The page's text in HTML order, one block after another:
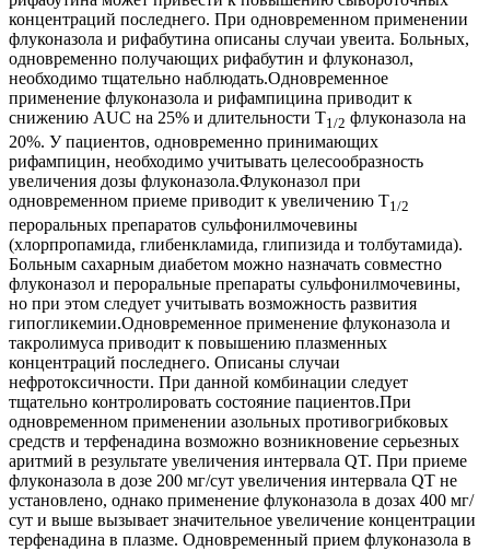
концентраций последнего. При одновременном применении
флуконазола и рифабутина описаны случаи увеита. Больных,
одновременно получающих рифабутин и флуконазол,
необходимо тщательно наблюдать.Одновременное
применение флуконазола и рифампицина приводит к
снижению AUC на 25% и длительности T1/2 флуконазола на
20%. У пациентов, одновременно принимающих
рифампицин, необходимо учитывать целесообразность
увеличения дозы флуконазола.Флуконазол при
одновременном приеме приводит к увеличению T1/2
пероральных препаратов сульфонилмочевины
(хлорпропамида, глибенкламида, глипизида и толбутамида).
Больным сахарным диабетом можно назначать совместно
флуконазол и пероральные препараты сульфонилмочевины,
но при этом следует учитывать возможность развития
гипогликемии.Одновременное применение флуконазола и
такролимуса приводит к повышению плазменных
концентраций последнего. Описаны случаи
нефротоксичности. При данной комбинации следует
тщательно контролировать состояние пациентов.При
одновременном применении азольных противогрибковых
средств и терфенадина возможно возникновение серьезных
аритмий в результате увеличения интервала QT. При приеме
флуконазола в дозе 200 мг/сут увеличения интервала QT не
установлено, однако применение флуконазола в дозах 400 мг/
сут и выше вызывает значительное увеличение концентрации
терфенадина в плазме. Одновременный прием флуконазола в